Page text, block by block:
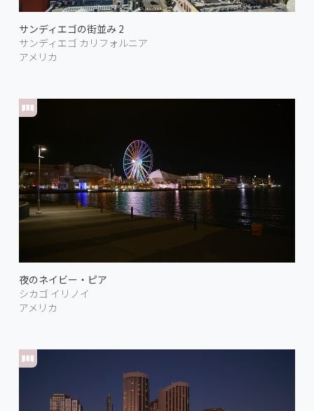
サンディエゴの街並み 2
サンディエゴ カリフォルニア
アメリカ
夜のネイビー・ピア
シカゴ イリノイ
アメリカ